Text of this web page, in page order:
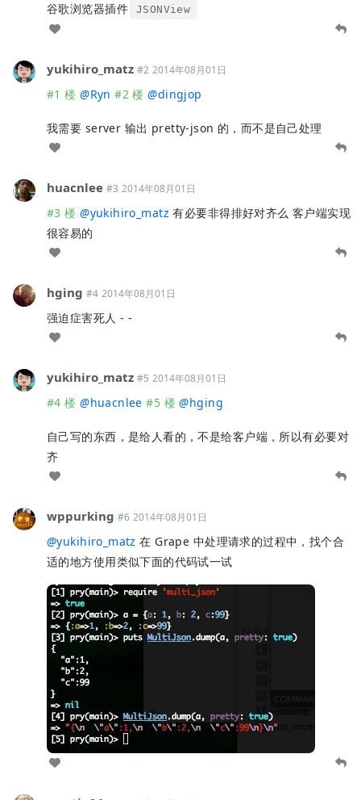
谷歌浏览器插件 JSONView
yukihiro_matz #2 2014年08月01日
#1 楼 @Ryn #2 楼 @dingjop
我需要 server 输出 pretty-json 的，而不是自己处理
huacnlee #3 2014年08月01日
#3 楼 @yukihiro_matz 有必要非得排好对齐么 客户端实现
很容易的
hging #4 2014年08月01日
强迫症害死人 - -
yukihiro_matz #5 2014年08月01日
#4 楼 @huacnlee #5 楼 @hging
自己写的东西，是给人看的，不是给客户端，所以有必要对
齐
wppurking #6 2014年08月01日
@yukihiro_matz 在 Grape 中处理请求的过程中，找个合
适的地方使用类似下面的代码试一试